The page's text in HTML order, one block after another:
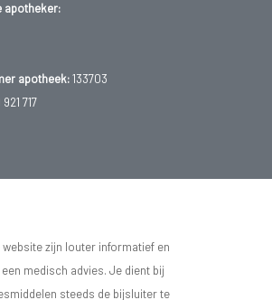
apotheker:
apotheek:133703
717
website zijn louter informatief en
medisch advies. Je dient bij
steeds de bijsluiter te